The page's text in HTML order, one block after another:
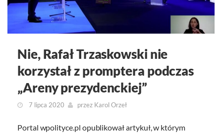
Nie, Rafał Trzaskowski nie
korzystał z promptera podczas
„Areny prezydenckiej”
7 lipca 2020 przez Karol Orzeł
Portal wpolityce.pl opublikował artykuł, w którym